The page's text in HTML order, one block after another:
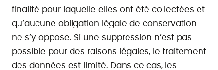
finalité pour laquelle elles ont été collectées et
qu’aucune obligation légale de conservation
ne s’y oppose. Si une suppression n’est pas
possible pour des raisons légales, le traitement
des données est limité. Dans ce cas, les